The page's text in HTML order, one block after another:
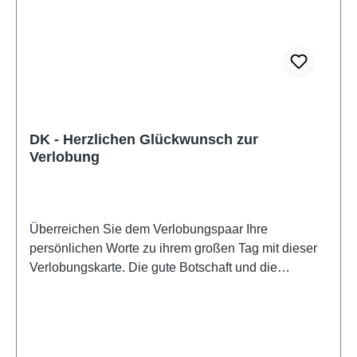
DK - Herzlichen Glückwunsch zur
Verlobung
Überreichen Sie dem Verlobungspaar Ihre
persönlichen Worte zu ihrem großen Tag mit dieser
Verlobungskarte. Die gute Botschaft und die